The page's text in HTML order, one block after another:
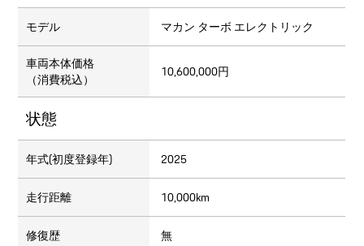
モデル マカン ターボ エレクトリック
車両本体価格
（消費税込）
10,600,000円
状態
年式(初度登録年) 2025
走行距離 10,000km
修復歴 無